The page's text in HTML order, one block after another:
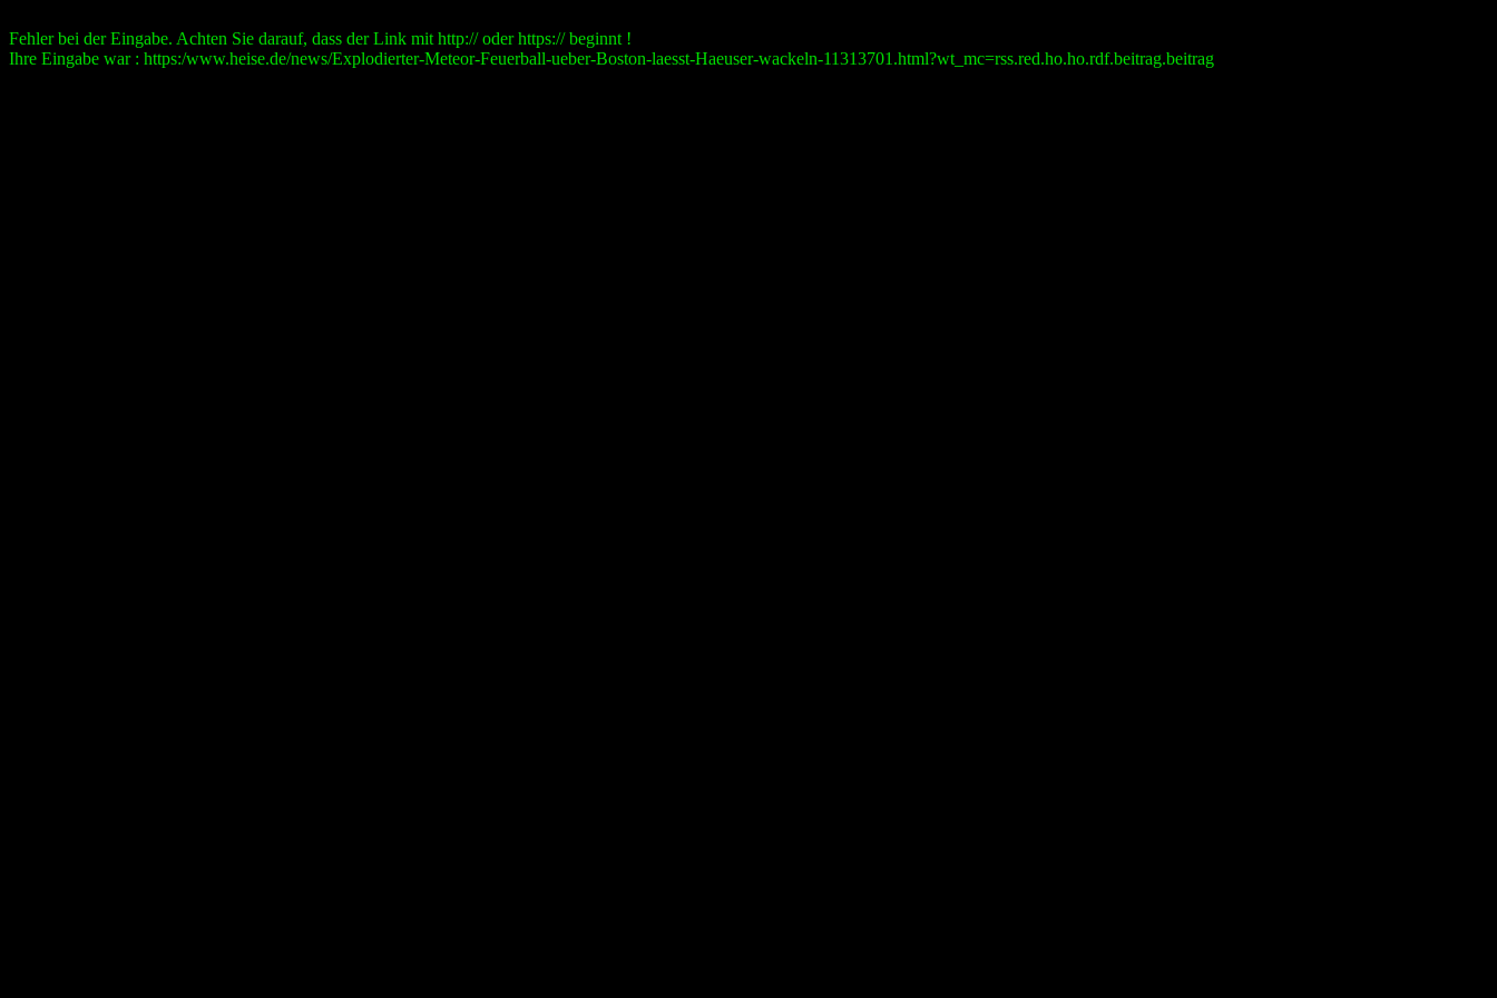
Fehler bei der Eingabe. Achten Sie darauf, dass der Link mit http:// oder https:// beginnt !
Ihre Eingabe war : https:/www.heise.de/news/Explodierter-Meteor-Feuerball-ueber-Boston-laesst-Haeuser-wackeln-11313701.html?wt_mc=rss.red.ho.ho.rdf.beitrag.beitrag